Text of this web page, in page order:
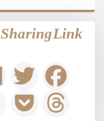
Sharing Link